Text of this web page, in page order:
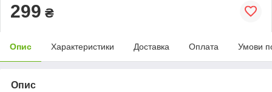
299 ₴
Опис Характеристики Доставка Оплата Умови
Опис